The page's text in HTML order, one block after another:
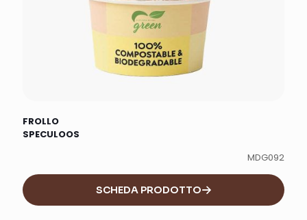
FROLLO
SPECULOOS
MDG092
SCHEDA PRODOTTO